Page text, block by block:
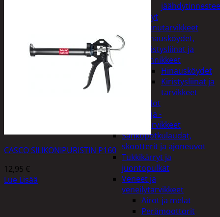
Öljyt
Perävaunutarvikkeet
Hinausköydet,
kiristysliinat ja
kiinnikkeet
Hinausköydet
Kiristysliinat ja
tarvikkeet
Valot
Rengas ja -
vannetarvikkeet
Sähköpotkulaudat,
skootterit ja ajoneuvot
Tukkikärryt ja
juontopulkat
Veneet ja
veneilytarvikkeet
Airot ja melat
Perämoottorit
CASCO SILIKONIPURISTIN P160
12,95 €
Lue Lisää